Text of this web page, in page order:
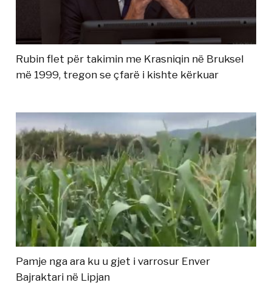
Rubin flet për takimin me Krasniqin në Bruksel
më 1999, tregon se çfarë i kishte kërkuar
Pamje nga ara ku u gjet i varrosur Enver
Bajraktari në Lipjan